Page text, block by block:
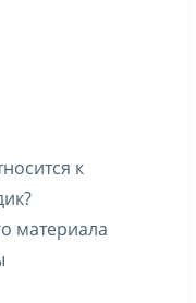
к
материала